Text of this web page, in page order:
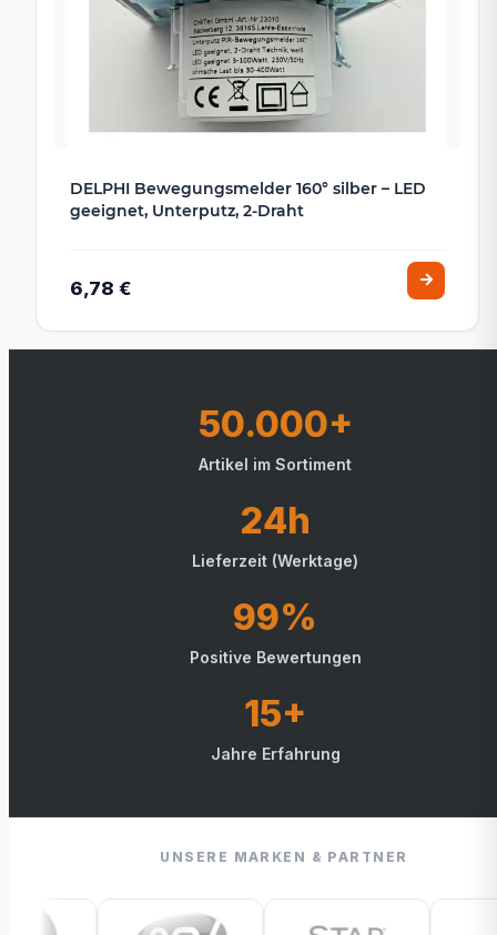
DELPHI Bewegungsmelder 160° silber – LED
geeignet, Unterputz, 2-Draht
6,78 €
50.000+
Artikel im Sortiment
24h
Lieferzeit (Werktage)
99%
Positive Bewertungen
15+
Jahre Erfahrung
UNSERE MARKEN & PARTNER